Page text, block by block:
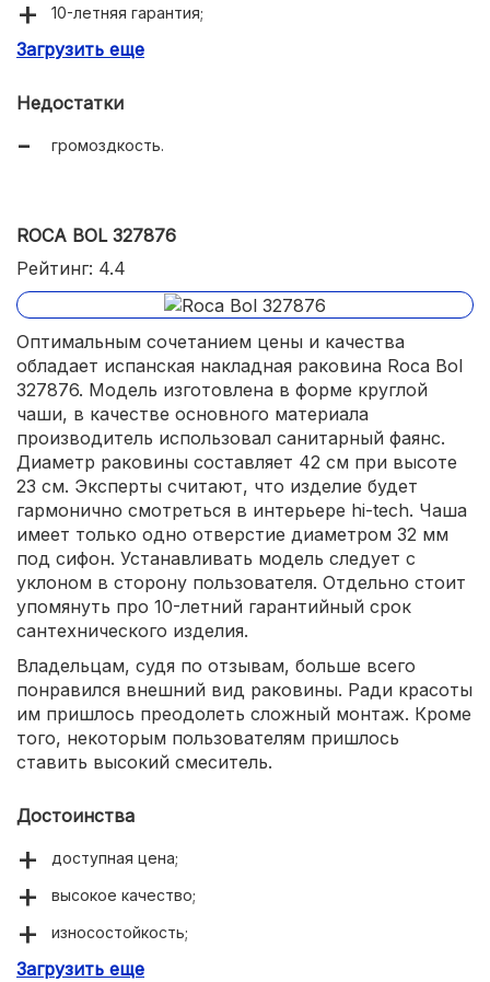
10-летняя гарантия;
качественное изготовление.
Загрузить еще
Недостатки
громоздкость.
ROCA BOL 327876
Рейтинг: 4.4
Оптимальным сочетанием цены и качества
обладает испанская накладная раковина Roca Bol
327876. Модель изготовлена в форме круглой
чаши, в качестве основного материала
производитель использовал санитарный фаянс.
Диаметр раковины составляет 42 см при высоте
23 см. Эксперты считают, что изделие будет
гармонично смотреться в интерьере hi-tech. Чаша
имеет только одно отверстие диаметром 32 мм
под сифон. Устанавливать модель следует с
уклоном в сторону пользователя. Отдельно стоит
упомянуть про 10-летний гарантийный срок
сантехнического изделия.
Владельцам, судя по отзывам, больше всего
понравился внешний вид раковины. Ради красоты
им пришлось преодолеть сложный монтаж. Кроме
того, некоторым пользователям пришлось
ставить высокий смеситель.
Достоинства
доступная цена;
высокое качество;
износостойкость;
красивый внешний вид.
Загрузить еще